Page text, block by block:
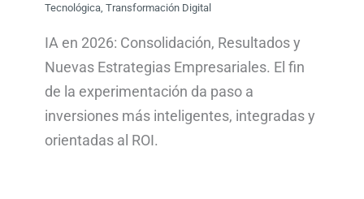
Tecnológica ,Transformación Digital
IA en 2026: Consolidación, Resultados y
Nuevas Estrategias Empresariales. El fin
de la experimentación da paso a
inversiones más inteligentes, integradas y
orientadas al ROI.